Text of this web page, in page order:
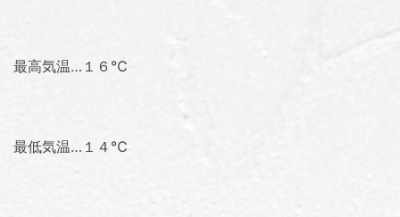
最高気温…１６℃
最低気温…１４℃